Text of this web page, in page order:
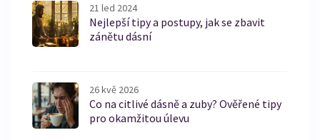
21 led 2024
Nejlepší tipy a postupy, jak se zbavit
zánětu dásní
26 kvě 2026
Co na citlivé dásně a zuby? Ověřené tipy
pro okamžitou úlevu